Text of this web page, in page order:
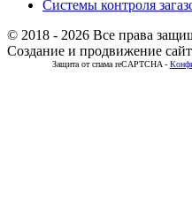
Системы контроля
© 2018 - 2026 Все права
Создание и продвижение
Защита от спама reCAPTCHA -